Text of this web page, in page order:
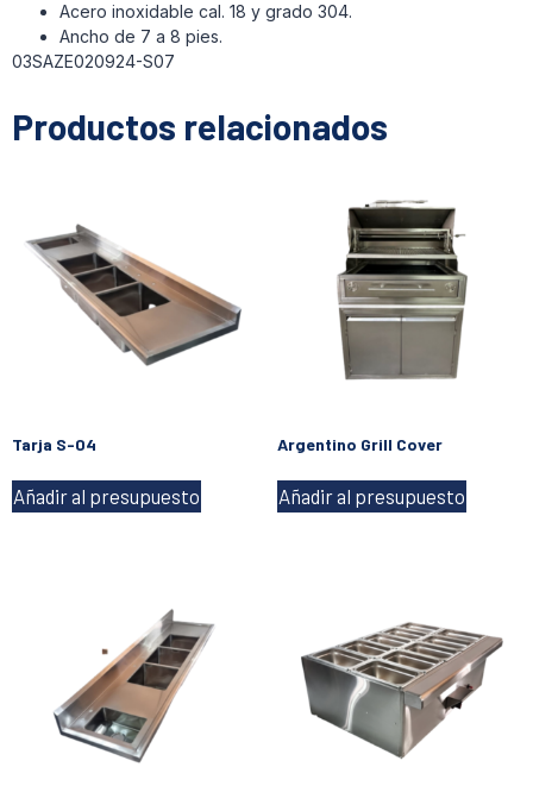
Acero inoxidable cal. 18 y grado 304.
Ancho de 7 a 8 pies.
03SAZE020924-S07
Productos relacionados
Tarja S-04
Añadir al presupuesto
Argentino Grill Cover
Añadir al presupuesto